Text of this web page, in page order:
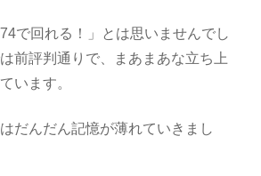
で回れる！」とは思いませんでし
前評判通りで、まあまあな立ち上
います。
だんだん記憶が薄れていきまし